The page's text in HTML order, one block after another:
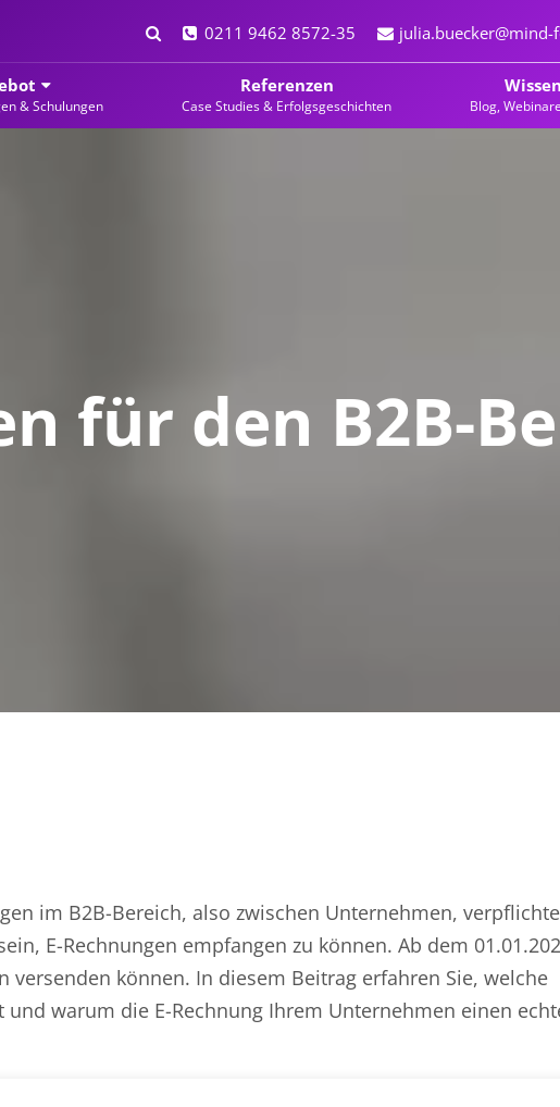
0211 9462 8572-35 julia.buecker@mind-
& Schulungen
Referenzen
Case Studies & Erfolgsgeschichten
Wissen
Blog,
für den B2B-
im B2B-Bereich, also zwischen Unternehmen,
E-Rechnungen empfangen zu können. Ab dem
versenden können. In diesem Beitrag erfahren Sie, welche
warum die E-Rechnung Ihrem Unternehmen einen